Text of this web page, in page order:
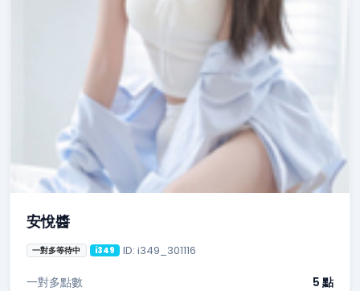
安悅醬
一對多等待中 i349 ID: i349_301116
一對多點數
5 點